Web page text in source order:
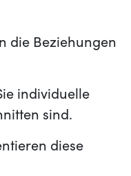
die Beziehungen
individuelle
sind.
diese